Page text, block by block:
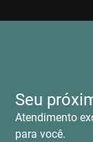
Seu
Atendimento
para você.